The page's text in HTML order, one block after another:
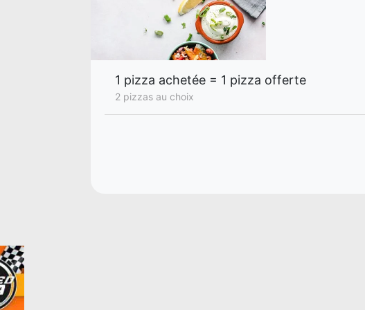
1 pizza achetée = 1 pizza offerte
2 pizzas au choix